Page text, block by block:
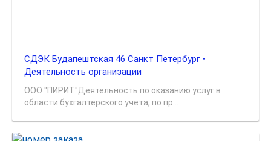
СДЭК Будапештская 46 Санкт Петербург •
Деятельность организации
ООО "ПИРИТ"Деятельность по оказанию услуг в
области бухгалтерского учета, по пр...